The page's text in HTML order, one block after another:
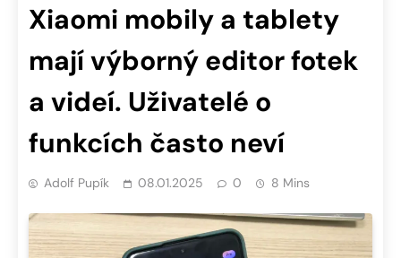
Xiaomi mobily a tablety
mají výborný editor fotek
a videí. Uživatelé o
funkcích často neví
Adolf Pupík 08.01.2025 0 8 Mins